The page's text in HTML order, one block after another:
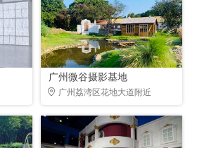
广州微谷摄影基地
广州荔湾区花地大道附近